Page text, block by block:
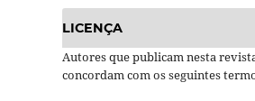
LICENÇA
Autores que publicam nesta
concordam com os seguintes